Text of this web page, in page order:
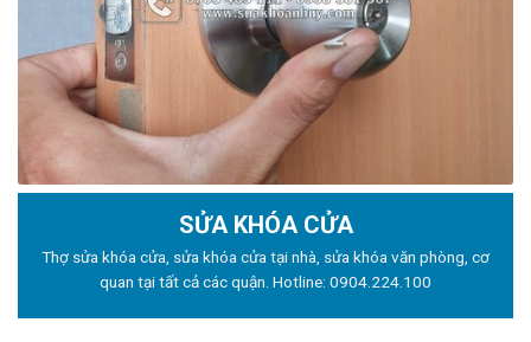
SỬA KHÓA CỬA
Thợ sửa khóa cửa, sửa khóa cửa tại nhà, sửa khóa văn phòng, cơ
quan tại tất cả các quận. Hotline: 0904.224.100